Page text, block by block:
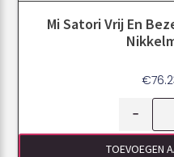
Mi Satori Vrij En
€
-
TOEVOEGEN